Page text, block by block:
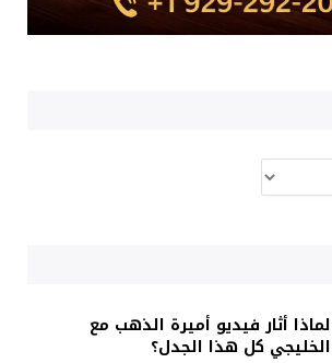
لماذا أثار فيديو أميرة الذهب مع
الخليجي كل هذا الجدل؟